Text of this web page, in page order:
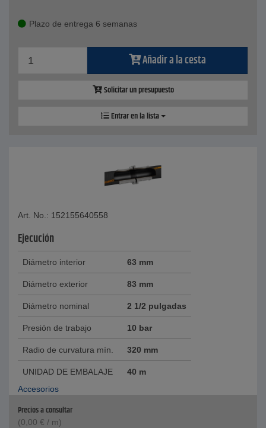
Plazo de entrega 6 semanas
Añadir a la cesta
Solicitar un presupuesto
Entrar en la lista
Art. No.: 152155640558
Ejecución
Diámetro interior 63 mm
Diámetro exterior 83 mm
Diámetro nominal 2 1/2 pulgadas
Presión de trabajo 10 bar
Radio de curvatura mín. 320 mm
UNIDAD DE EMBALAJE
40 m
Accesorios
Precios a consultar
(0,00 € / m)